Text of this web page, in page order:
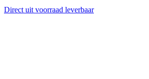
Direct uit voorraad leverbaar